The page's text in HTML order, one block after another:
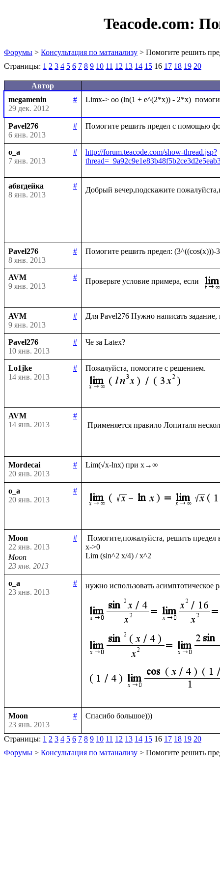
Teacode.com:
Форумы > Консультация по матанализу > Помогите решить
Страницы: 1 2 3 4 5 6 7 8 9 10 11 12 13 14 15 16 17 18 19 20
Автор
megamenin
#
29 дек. 2012
Pavel276
#
6 янв. 2013
o_a
#
7 янв. 2013
http://forum.teacode.com/show-thread.jsp?
абвгдейка
#
8 янв. 2013
Добрый вечер,подскажите
Pavel276
#
8 янв. 2013
AVM
#
9 янв. 2013
Проверьте условие примера, если
AVM
#
9 янв. 2013
Pavel276
#
10 янв. 2013
Lo1jke
#
14 янв. 2013
AVM
#
14 янв. 2013
Применяется правило Лопиталя
Mordecai
#
20 янв. 2013
o_a
#
20 янв. 2013
Moon
#
22 янв. 2013
Moon
23 янв. 2013
х->0
o_a
#
23 янв. 2013
нужно использовать асимптотическое
Moon
#
23 янв. 2013
Страницы: 1 2 3 4 5 6 7 8 9 10 11 12 13 14 15 16 17 18 19 20
Форумы > Консультация по матанализу > Помогите решить